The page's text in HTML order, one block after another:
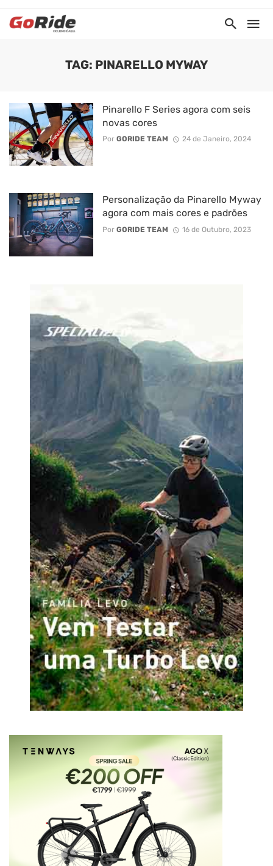
TAG: PINARELLO MYWAY
Pinarello F Series agora com seis
novas cores
Por GORIDE TEAM 24 de Janeiro, 2024
Personalização da Pinarello Myway
agora com mais cores e padrões
Por GORIDE TEAM 16 de Outubro, 2023